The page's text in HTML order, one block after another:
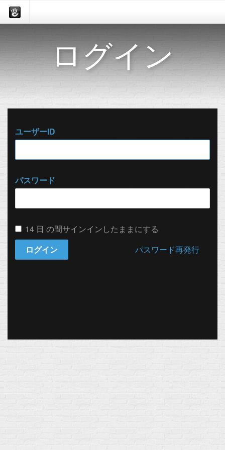
ログイン
ユーザーID
パスワード
14 日 の間サインインしたままにする
ログイン
パスワード再発行